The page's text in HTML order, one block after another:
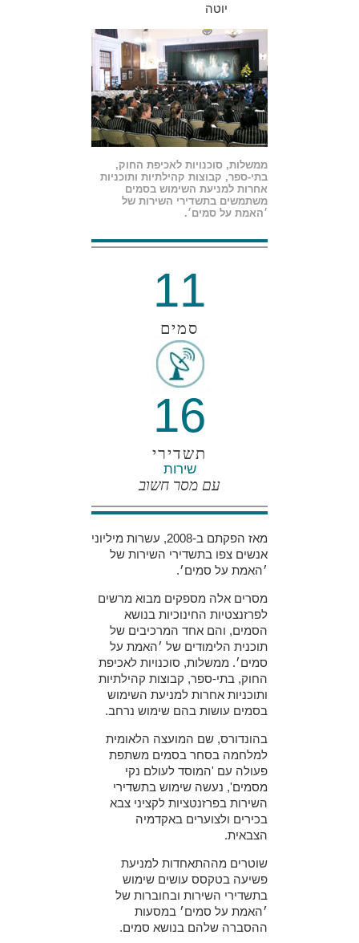
יוטה
ממשלות, סוכנויות לאכיפת החוק,
בתי-ספר, קבוצות קהילתיות ותוכניות
אחרות למניעת השימוש בסמים
משתמשים בתשדירי השירות של
׳האמת על סמים׳.
11
סמים
16
תשדירי
שירות
עם מסר חשוב
מאז הפקתם ב-2008, עשרות מיליוני
אנשים צפו בתשדירי השירות של
׳האמת על סמים׳.
מסרים אלה מספקים מבוא מרשים
לפרזנצטיות החינוכיות בנושא
הסמים, והם אחד המרכיבים של
תוכנית הלימודים של ׳האמת על
סמים׳. ממשלות, סוכנויות לאכיפת
החוק, בתי-ספר, קבוצות קהילתיות
ותוכניות אחרות למניעת השימוש
בסמים עושות בהם שימוש נרחב.
בהונדורס, שם המועצה הלאומית
למלחמה בסחר בסמים משתפת
פעולה עם 'המוסד לעולם נקי
מסמים', נעשה שימוש בתשדירי
השירות בפרזנטציות לקציני צבא
בכירים ולצוערים באקדמיה
הצבאית.
שוטרים מההתאחדות למניעת
פשיעה בטקסס עושים שימוש
בתשדירי השירות ובחוברות של
׳האמת על סמים׳ במסעות
ההסברה שלהם בנושא סמים.